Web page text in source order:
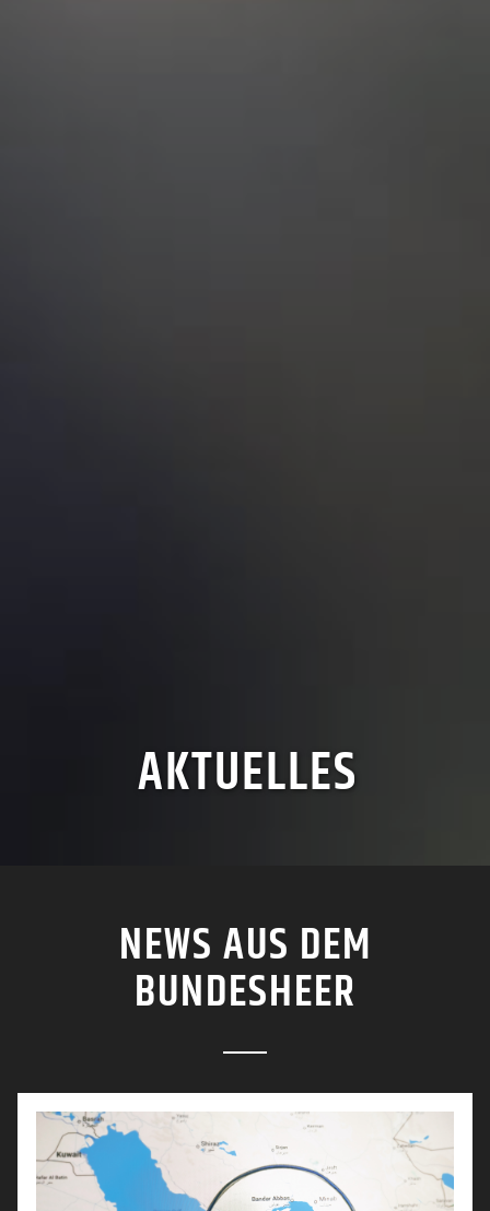
AKTUELLES
NEWS AUS DEM
BUNDESHEER